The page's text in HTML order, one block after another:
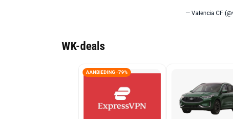
— Valencia CF
WK-deals
AANBIEDING -79%